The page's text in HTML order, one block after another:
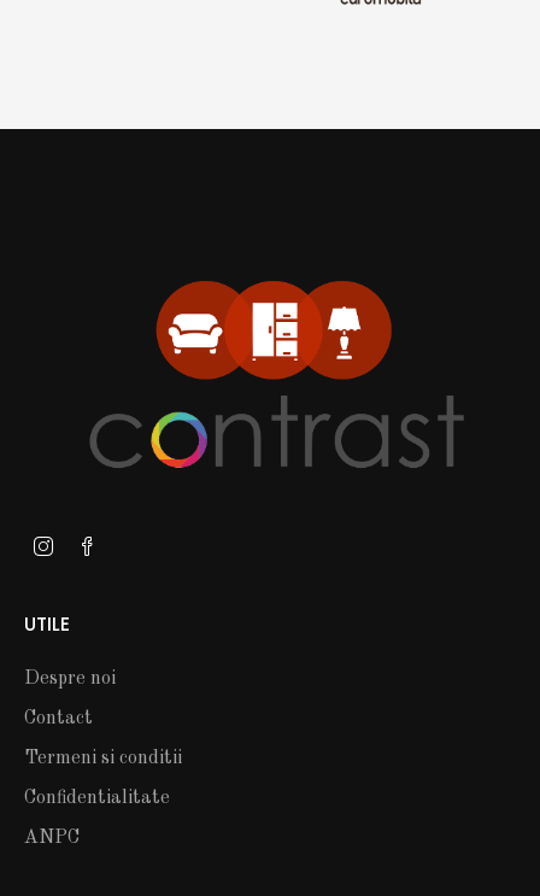
UTILE
Despre noi
Contact
Termeni si conditii
Confidentialitate
ANPC